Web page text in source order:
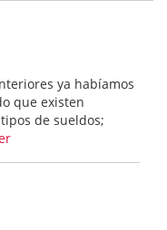
ya habíamos
que existen
de sueldos;